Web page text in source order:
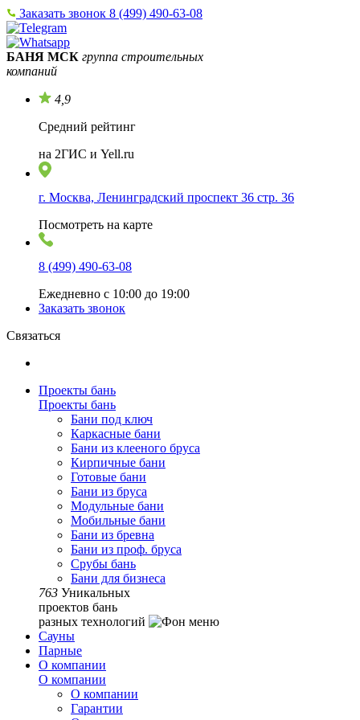
Заказать звонок 8 (499) 490-63-08
БАНЯ МСК группа строительных
компаний
4,9
Средний рейтинг
на 2ГИС и Yell.ru
г. Москва, Ленинградский проспект 36 стр. 36
Посмотреть на карте
8 (499) 490-63-08
Ежедневно с 10:00 до 19:00
Заказать звонок
Связаться
Проекты бань
Проекты бань
Бани под ключ
Каркасные бани
Бани из клееного бруса
Кирпичные бани
Готовые бани
Бани из бруса
Модульные бани
Мобильные бани
Бани из бревна
Бани из проф. бруса
Срубы бань
Бани для бизнеса
763 Уникальных
проектов бань
разных технологий
Сауны
Парные
О компании
О компании
О компании
Гарантии